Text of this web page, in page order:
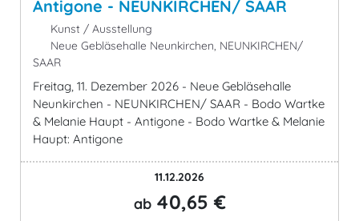
Antigone - NEUNKIRCHEN/ SAAR
Kunst / Ausstellung
Neue Gebläsehalle Neunkirchen, NEUNKIRCHEN/
SAAR
Freitag, 11. Dezember 2026 - Neue Gebläsehalle
Neunkirchen - NEUNKIRCHEN/ SAAR - Bodo Wartke
& Melanie Haupt - Antigone - Bodo Wartke & Melanie
Haupt: Antigone
11.12.2026
ab 40,65 €